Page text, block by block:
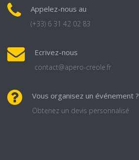
Appelez-nous au
(+33) 6 31 42 02 83
Ecrivez-nous
contact@apero-creole.fr
Vous organisez un événement ?
Obtenez un devis personnalisé